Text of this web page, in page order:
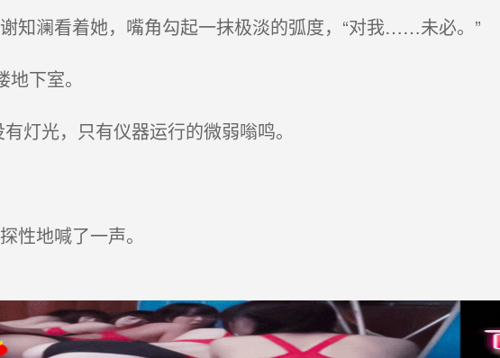
知澜看着她，嘴角勾起一抹极淡的弧度，“对我……未必。”
下室。
灯光，只有仪器运行的微弱嗡鸣。
性地喊了一声。